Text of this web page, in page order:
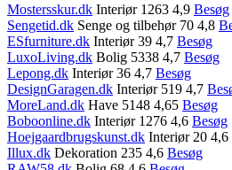
Mostersskur.dk Interiør 1263 4,9 Besøg
Sengetid.dk Senge og tilbehør 70 4,8
ESfurniture.dk Interiør 39 4,7 Besøg
LuxoLiving.dk Bolig 5338 4,7 Besøg
Lepong.dk Interiør 36 4,7 Besøg
DesignGaragen.dk Interiør 519 4,7
MoreLand.dk Have 5148 4,65 Besøg
Boboonline.dk Interiør 1276 4,6 Besøg
Hoejgaardbrugskunst.dk Interiør 20 4,6
Illux.dk Dekoration 235 4,6 Besøg